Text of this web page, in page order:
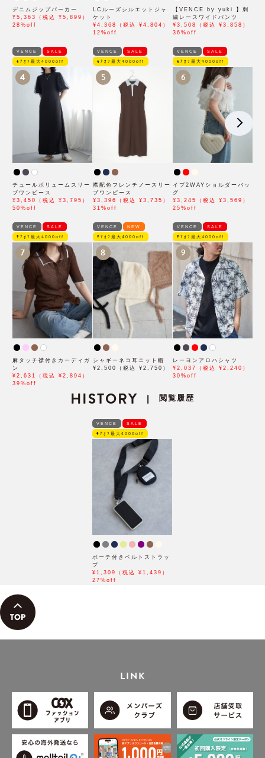
デニムジップパーカー
¥5,363（税込 ¥5,899）
28%off
LCルーズシルエットジャ
ケット
¥4,368（税込 ¥4,804）
12%off
【VENCE by yuki 】刺
繍レースワイドパンツ
¥3,508（税込 ¥3,858）
36%off
VENCE SALE
ﾓｱｵﾌ最大4000off
4
チュールボリュームスリー
ブワンピース
¥3,450（税込 ¥3,795）
50%off
VENCE SALE
ﾓｱｵﾌ最大4000off
5
襟配色フレンチノースリー
ブワンピース
¥3,396（税込 ¥3,735）
31%off
VENCE SALE
ﾓｱｵﾌ最大4000off
6
イブ2WAYショルダーバッ
グ
¥3,245（税込 ¥3,569）
25%off
VENCE SALE
ﾓｱｵﾌ最大4000off
7
麻タッチ襟付きカーディガ
ン
¥2,631（税込 ¥2,894）
39%off
VENCE NEW
ﾓｱｵﾌ最大4000off
8
シャギーネコ耳ニット帽
¥2,500（税込 ¥2,750）
VENCE SALE
ﾓｱｵﾌ最大4000off
9
レーヨンアロハシャツ
¥2,037（税込 ¥2,240）
30%off
HISTORY | 閲覧履歴
VENCE SALE
ﾓｱｵﾌ最大4000off
ポーチ付きベルトストラッ
プ
¥1,309（税込 ¥1,439）
27%off
LINK